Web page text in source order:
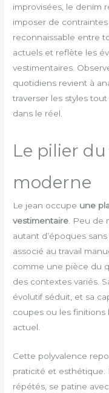
improvisées, le denim
imposer de
reconnaissable entre
actuels et reflète les
vestimentaires.
quotidiens revient à
traverser les styles
dans le réel.
Le pilier
moderne
Le jean occupe une
vestimentaire . Peu de
autant d’époques
associé au travail
comme une pièce du
des contextes variés.
évolutif séduit, et sa
coupes ou les
actuel.
Cette polyvalence
praticité et esthétique.
répétés, se patine